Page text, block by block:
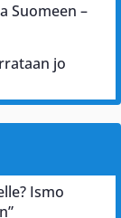
Suomeen –
jo
Ismo